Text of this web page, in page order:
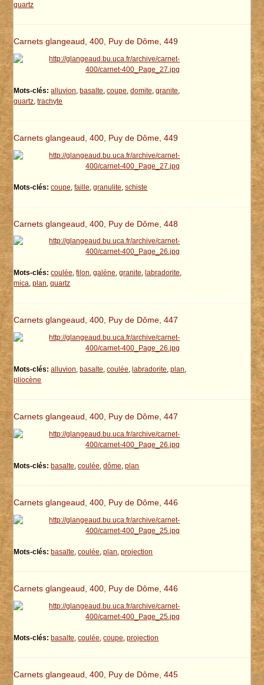
quartz
Carnets glangeaud, 400, Puy de Dôme, 449
Mots-clés: alluvion,basalte,coupe,domite,granite,
quartz,trachyte
Carnets glangeaud, 400, Puy de Dôme, 449
Mots-clés: coupe ,faille ,granulite ,schiste
Carnets glangeaud, 400, Puy de Dôme, 448
Mots-clés: coulée,filon,galène,granite, labradorite,
mica,plan,quartz
Carnets glangeaud, 400, Puy de Dôme, 447
Mots-clés: alluvion, basalte,coulée, labradorite,plan,
pliocène
Carnets glangeaud, 400, Puy de Dôme, 447
Mots-clés: basalte,coulée,dôme,plan
Carnets glangeaud, 400, Puy de Dôme, 446
Mots-clés: basalte ,coulée ,plan ,projection
Carnets glangeaud, 400, Puy de Dôme, 446
Mots-clés: basalte ,coulée ,coupe ,projection
Carnets glangeaud, 400, Puy de Dôme, 445